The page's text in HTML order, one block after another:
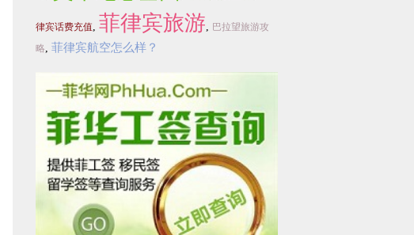
律宾话费充值, 菲律宾旅游, 巴拉望旅游攻
略, 菲律宾航空怎么样？